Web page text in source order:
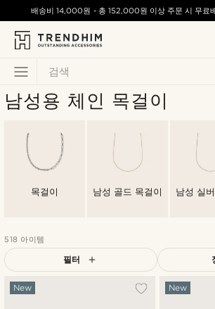
검색
배송비14,000원 - 총 152,000원 이상 주문 시 무료
남성용 체인 목걸이
목걸이 남성 골드 목걸이 남성 실
518 아이템
필터
가장 인기
New New